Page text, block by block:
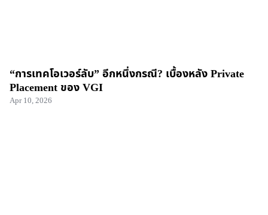
“การเทคโอเวอร์ลับ” อีกหนึ่งกรณี? เบื้องหลัง Private
Placement ของ VGI
Apr 10, 2026